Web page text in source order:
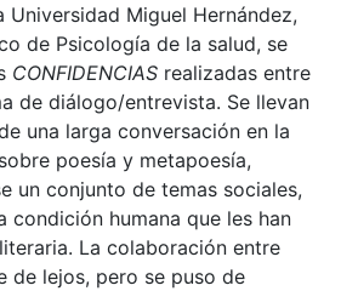
Miguel Hernández,
de Psicología de la salud, se
CONFIDENCIAS realizadas entre
de diálogo/entrevista. Se llevan
una larga conversación en la
poesía y metapoesía,
un conjunto de temas sociales,
condición humana que les han
La colaboración entre
de lejos, pero se puso de